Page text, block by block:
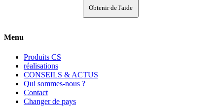
Obtenir de l'aide
Menu
Produits CS
réalisations
CONSEILS & ACTUS
Qui sommes-nous ?
Contact
Changer de pays